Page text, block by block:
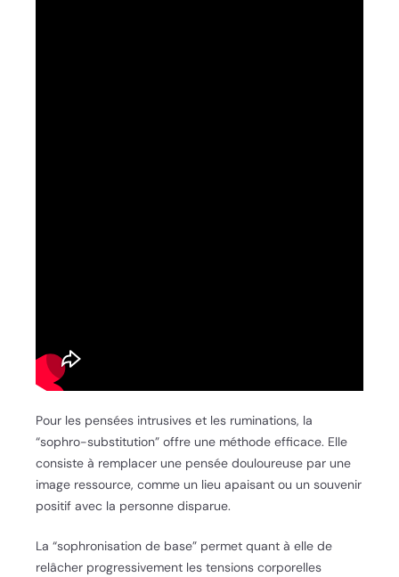
Pour les pensées intrusives et les ruminations, la
“sophro-substitution” offre une méthode efficace. Elle
consiste à remplacer une pensée douloureuse par une
image ressource, comme un lieu apaisant ou un souvenir
positif avec la personne disparue.
La “sophronisation de base” permet quant à elle de
relâcher progressivement les tensions corporelles